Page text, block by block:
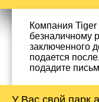
Компания Tiger
безналичному
заключенного
подается
подадите
У Вас свой парк